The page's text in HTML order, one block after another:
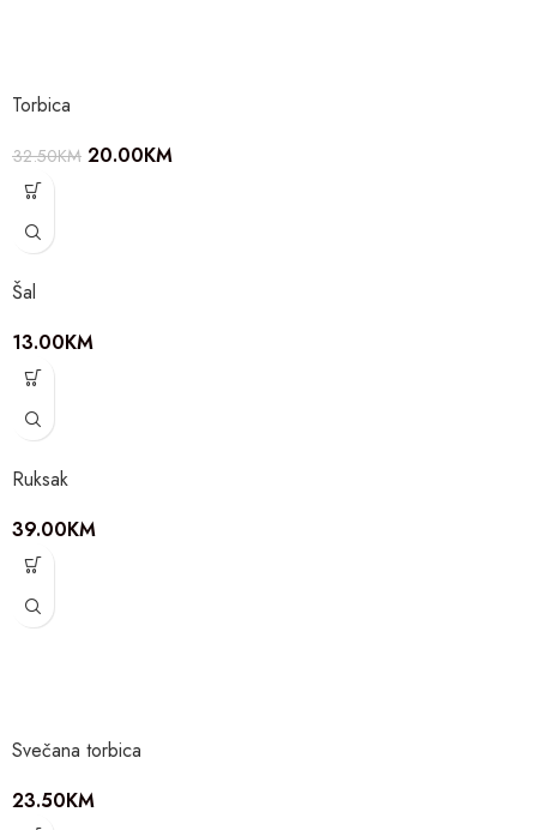
Torbica
32.50KM 20.00KM
Šal
13.00KM
Ruksak
39.00KM
Svečana torbica
23.50KM